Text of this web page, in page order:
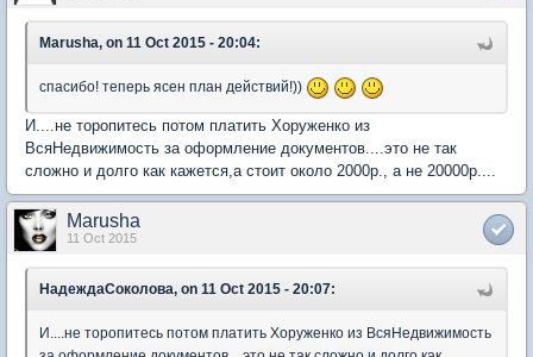
Marusha, on 11 Oct 2015 - 20:04:
спасибо! теперь ясен план действий!))
И....не торопитесь потом платить Хоруженко из
ВсяНедвижимость за оформление документов....это не так
сложно и долго как кажется,а стоит около 2000р., а не 20000р....
Marusha
11 Oct 2015
НадеждаСоколова, on 11 Oct 2015 - 20:07:
И....не торопитесь потом платить Хоруженко из ВсяНедвижимость